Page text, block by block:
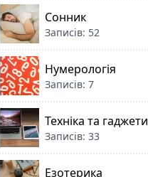
Сонник
Записів: 52
Нумерологія
Записів: 7
Техніка та гаджети
Записів: 33
Езотерика